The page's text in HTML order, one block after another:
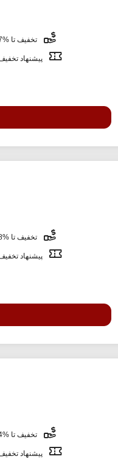
تخفیف تا %27
پیشنهاد تخفیف
تخفیف تا %78
پیشنهاد تخفیف
تخفیف تا %74
پیشنهاد تخفیف